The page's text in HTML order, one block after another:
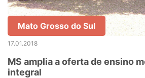
Mato Grosso do Sul
17.01.2018
MS amplia a oferta de ensino
integral